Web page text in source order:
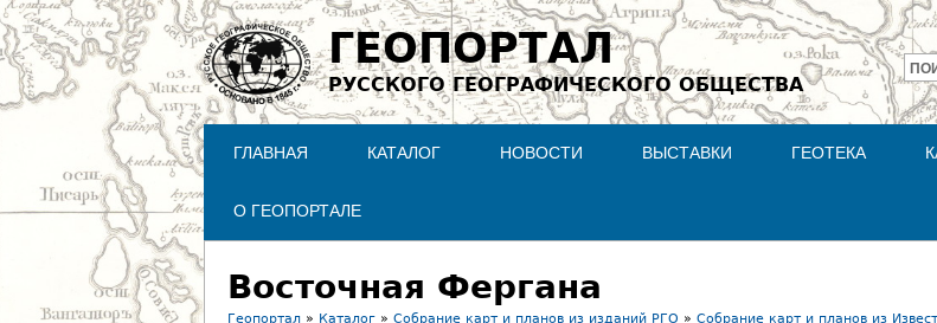
Jump to navigation
ГЕОПОРТАЛ
РУССКОГО ГЕОГРАФИЧЕСКОГО ОБЩЕСТВА
ГЛАВНАЯ КАТАЛОГ НОВОСТИ ВЫСТАВКИ ГЕОТЕКА
О ГЕОПОРТАЛЕ
Восточная Фергана
Геопортал » Каталог » Собрание карт и планов из изданий РГО » Собрание карт и планов из